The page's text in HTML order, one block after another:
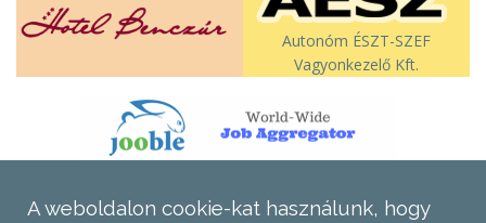
Autonóm ÉSZT-SZEF
Vagyonkezelő Kft.
A weboldalon cookie-kat használunk, hogy